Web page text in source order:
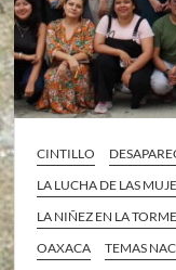
CINTILLO
LA LUCHA DE LAS
LA NIÑEZ EN LA
OAXACA
TEMAS